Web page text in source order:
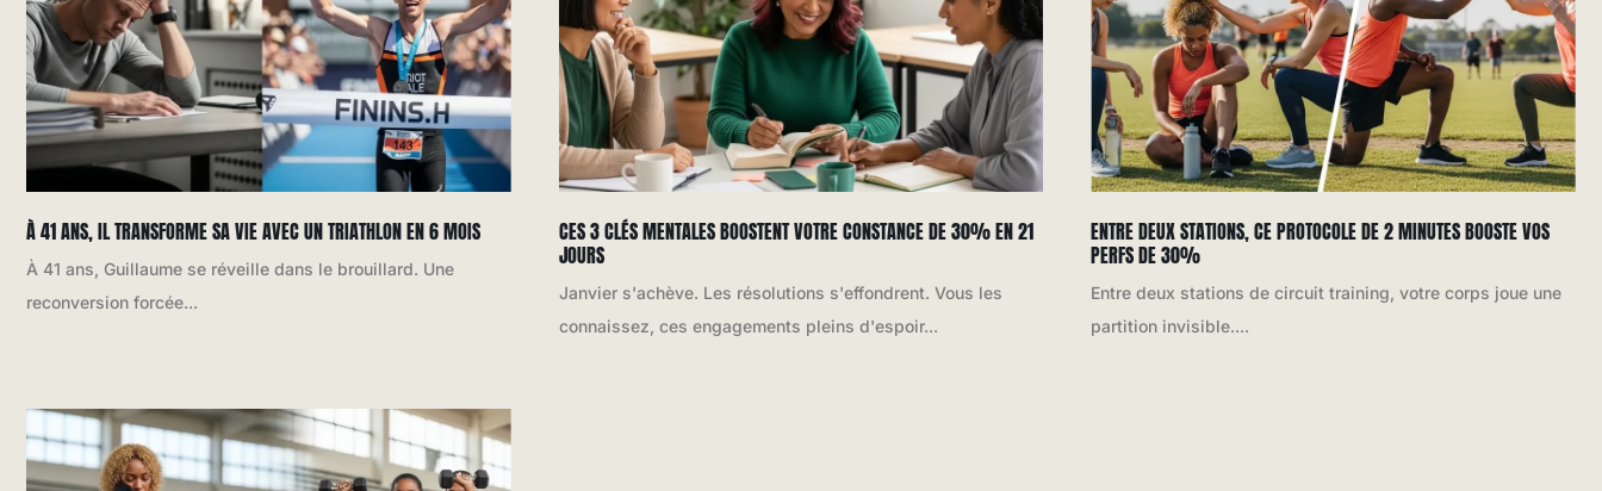
À 41 ANS, IL TRANSFORME SA VIE AVEC UN TRIATHLON EN 6 MOIS
À 41 ans, Guillaume se réveille dans le brouillard. Une
reconversion forcée...
CES 3 CLÉS MENTALES BOOSTENT VOTRE CONSTANCE DE 30% EN 21
JOURS
Janvier s'achève. Les résolutions s'effondrent. Vous les
connaissez, ces engagements pleins d'espoir...
ENTRE DEUX STATIONS, CE PROTOCOLE DE 2 MINUTES BOOSTE VOS
PERFS DE 30%
Entre deux stations de circuit training, votre corps joue une
partition invisible....